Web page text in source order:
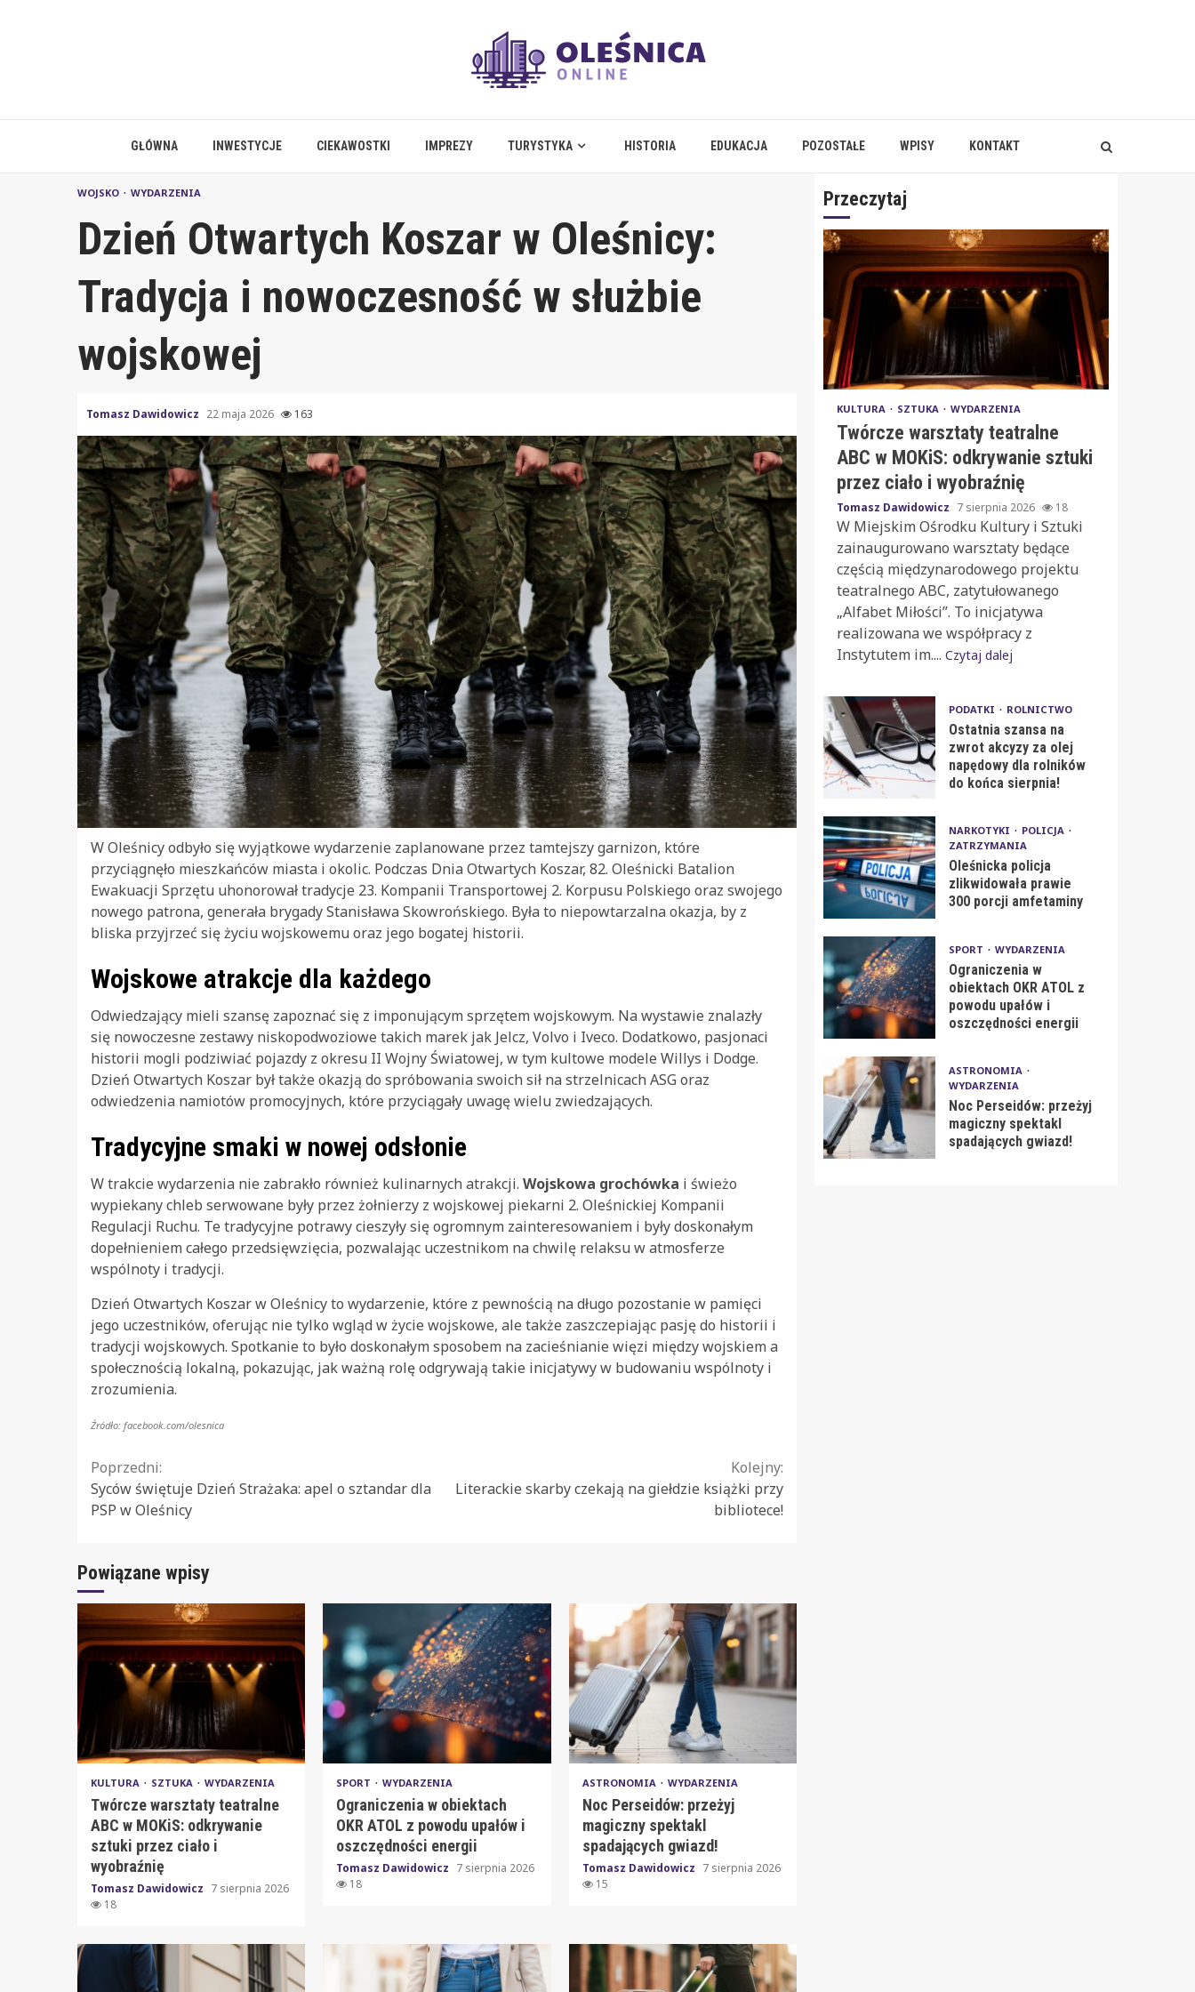
GŁÓWNA INWESTYCJE CIEKAWOSTKI IMPREZY TURYSTYKA HISTORIA EDUKACJA POZOSTAŁE WPISY KONTAKT
WOJSKO WYDARZENIA
Dzień Otwartych Koszar w Oleśnicy:
Tradycja i nowoczesność w służbie
wojskowej
Tomasz Dawidowicz 22 maja 2026 163
W Oleśnicy odbyło się wyjątkowe wydarzenie zaplanowane przez tamtejszy garnizon, które
przyciągnęło mieszkańców miasta i okolic. Podczas Dnia Otwartych Koszar, 82. Oleśnicki Batalion
Ewakuacji Sprzętu uhonorował tradycje 23. Kompanii Transportowej 2. Korpusu Polskiego oraz swojego
nowego patrona, generała brygady Stanisława Skowrońskiego. Była to niepowtarzalna okazja, by z
bliska przyjrzeć się życiu wojskowemu oraz jego bogatej historii.
Wojskowe atrakcje dla każdego
Odwiedzający mieli szansę zapoznać się z imponującym sprzętem wojskowym. Na wystawie znalazły
się nowoczesne zestawy niskopodwoziowe takich marek jak Jelcz, Volvo i Iveco. Dodatkowo, pasjonaci
historii mogli podziwiać pojazdy z okresu II Wojny Światowej, w tym kultowe modele Willys i Dodge.
Dzień Otwartych Koszar był także okazją do spróbowania swoich sił na strzelnicach ASG oraz
odwiedzenia namiotów promocyjnych, które przyciągały uwagę wielu zwiedzających.
Tradycyjne smaki w nowej odsłonie
W trakcie wydarzenia nie zabrakło również kulinarnych atrakcji. Wojskowa grochówka i świeżo
wypiekany chleb serwowane były przez żołnierzy z wojskowej piekarni 2. Oleśnickiej Kompanii
Regulacji Ruchu. Te tradycyjne potrawy cieszyły się ogromnym zainteresowaniem i były doskonałym
dopełnieniem całego przedsięwzięcia, pozwalając uczestnikom na chwilę relaksu w atmosferze
wspólnoty i tradycji.
Dzień Otwartych Koszar w Oleśnicy to wydarzenie, które z pewnością na długo pozostanie w pamięci
jego uczestników, oferując nie tylko wgląd w życie wojskowe, ale także zaszczepiając pasję do historii i
tradycji wojskowych. Spotkanie to było doskonałym sposobem na zacieśnianie więzi między wojskiem a
społecznością lokalną, pokazując, jak ważną rolę odgrywają takie inicjatywy w budowaniu wspólnoty i
zrozumienia.
Źródło: facebook.com/olesnica
Continue
Reading
Poprzedni:
Syców świętuje Dzień Strażaka: apel o sztandar dla
PSP w Oleśnicy
Kolejny:
Literackie skarby czekają na giełdzie książki przy
bibliotece!
Powiązane wpisy
KULTURA SZTUKA WYDARZENIA
Twórcze warsztaty teatralne
ABC w MOKiS: odkrywanie
sztuki przez ciało i
wyobraźnię
Tomasz Dawidowicz 7 sierpnia 2026
18
SPORT WYDARZENIA
Ograniczenia w obiektach
OKR ATOL z powodu upałów i
oszczędności energii
Tomasz Dawidowicz 7 sierpnia 2026
18
ASTRONOMIA WYDARZENIA
Noc Perseidów: przeżyj
magiczny spektakl
spadających gwiazd!
Tomasz Dawidowicz 7 sierpnia 2026
15
Przeczytaj
KULTURA SZTUKA WYDARZENIA
Twórcze warsztaty teatralne
ABC w MOKiS: odkrywanie sztuki
przez ciało i wyobraźnię
Tomasz Dawidowicz 7 sierpnia 2026 18
W Miejskim Ośrodku Kultury i Sztuki
zainaugurowano warsztaty będące
częścią międzynarodowego projektu
teatralnego ABC, zatytułowanego
„Alfabet Miłości”. To inicjatywa
realizowana we współpracy z
Instytutem im.... Czytaj dalej
PODATKI ROLNICTWO
Ostatnia szansa na
zwrot akcyzy za olej
napędowy dla rolników
do końca sierpnia!
NARKOTYKI
POLICJA
ZATRZYMANIA
Oleśnicka policja
zlikwidowała prawie
300 porcji amfetaminy
SPORT WYDARZENIA
Ograniczenia w
obiektach OKR ATOL z
powodu upałów i
oszczędności energii
ASTRONOMIA
WYDARZENIA
Noc Perseidów: przeżyj
magiczny spektakl
spadających gwiazd!